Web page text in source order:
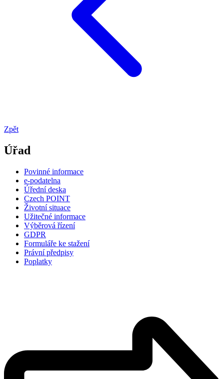
Zpět
Úřad
Povinné informace
e-podatelna
Úřední deska
Czech POINT
Životní situace
Užitečné informace
Výběrová řízení
GDPR
Formuláře ke stažení
Právní předpisy
Poplatky